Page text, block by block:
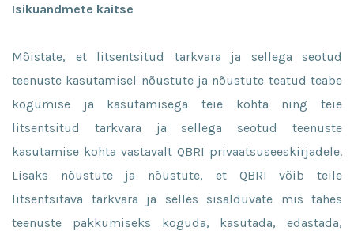
Isikuandmete kaitse
Mõistate, et litsentsitud tarkvara ja sellega seotud
teenuste kasutamisel nõustute ja nõustute teatud teabe
kogumise ja kasutamisega teie kohta ning teie
litsentsitud tarkvara ja sellega seotud teenuste
kasutamise kohta vastavalt QBRI privaatsuseeskirjadele.
Lisaks nõustute ja nõustute, et QBRI võib teile
litsentsitava tarkvara ja selles sisalduvate mis tahes
teenuste pakkumiseks koguda, kasutada, edastada,